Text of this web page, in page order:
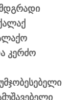
კერძო